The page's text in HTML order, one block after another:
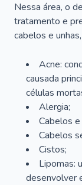
Nessa área, o
tratamento e
cabelos e
Acne:
causada
células
Alergia;
Cabelos
Cabelos
Cistos;
Lipomas:
desenvolver